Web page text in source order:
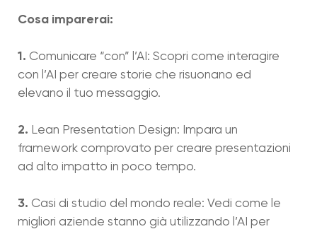
Cosa imparerai:
1. Comunicare “con” l’AI: Scopri come interagire
con l’AI per creare storie che risuonano ed
elevano il tuo messaggio.
2. Lean Presentation Design: Impara un
framework comprovato per creare presentazioni
ad alto impatto in poco tempo.
3. Casi di studio del mondo reale: Vedi come le
migliori aziende stanno già utilizzando l’AI per